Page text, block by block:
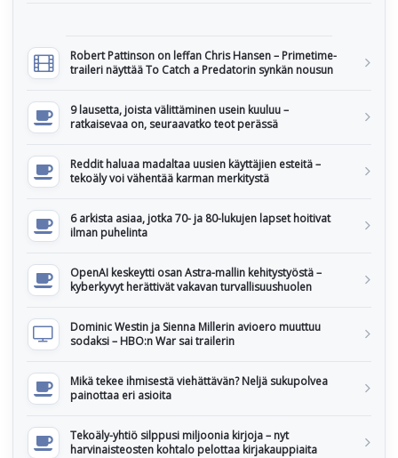
Robert Pattinson on leffan Chris Hansen – Primetime-
traileri näyttää To Catch a Predatorin synkän nousun
9 lausetta, joista välittäminen usein kuuluu –
ratkaisevaa on, seuraavatko teot perässä
Reddit haluaa madaltaa uusien käyttäjien esteitä –
tekoäly voi vähentää karman merkitystä
6 arkista asiaa, jotka 70- ja 80-lukujen lapset hoitivat
ilman puhelinta
OpenAI keskeytti osan Astra-mallin kehitystyöstä –
kyberkyvyt herättivät vakavan turvallisuushuolen
Dominic Westin ja Sienna Millerin avioero muuttuu
sodaksi – HBO:n War sai trailerin
Mikä tekee ihmisestä viehättävän? Neljä sukupolvea
painottaa eri asioita
Tekoäly-yhtiö silppusi miljoonia kirjoja – nyt
harvinaisteosten kohtalo pelottaa kirjakauppiaita